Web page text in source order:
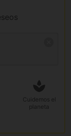
Cuidemos el
planeta